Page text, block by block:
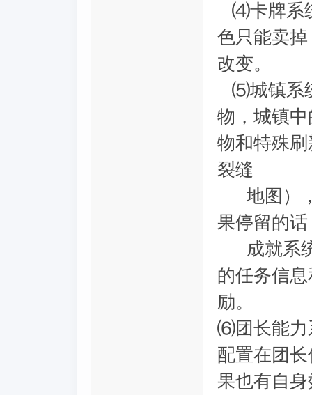
⑷卡牌系
色只能卖
改变。
⑸城镇系
物，城镇
物和特殊
裂缝
地图），
果停留的
成就系统
的任务信
励。
⑹团长能力
配置在团
果也有自